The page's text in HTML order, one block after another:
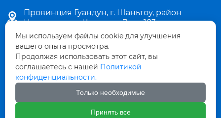

Провинция Гуандун, г. Шаньтоу, район
Цзиньпин, ул. Чаошань Лу, д. 183
 sales5@stkemei.com
 +86-754-82124723
+86-754-82486723
Мы используем файлы cookie для улучшения
вашего опыта просмотра.
Продолжая использовать этот сайт, вы
соглашаетесь с нашей Политикой
конфиденциальности.
Только необходимые
Принять все